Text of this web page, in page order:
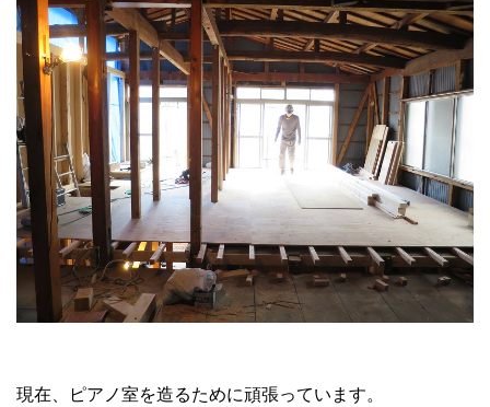
現在、ピアノ室を造るために頑張っています。